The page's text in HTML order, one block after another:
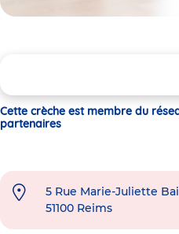
Cette crèche est membre du
partenaires
5 Rue Marie-Juliette
51100 Reims